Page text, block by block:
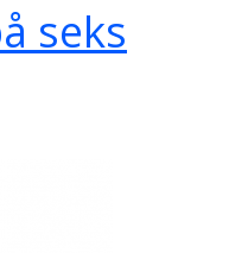
seks